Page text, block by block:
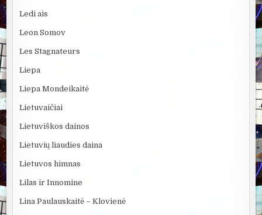
Ledi ais
Leon Somov
Les Stagnateurs
Liepa
Liepa Mondeikaitė
Lietuvaičiai
Lietuviškos dainos
Lietuvių liaudies daina
Lietuvos himnas
Lilas ir Innomine
Lina Paulauskaitė – Klovienė